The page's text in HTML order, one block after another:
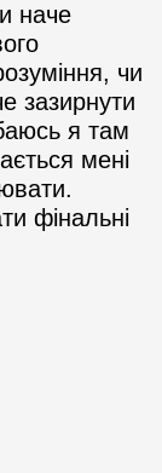
наче
чи
зазирнути
я там
мені
фінальні